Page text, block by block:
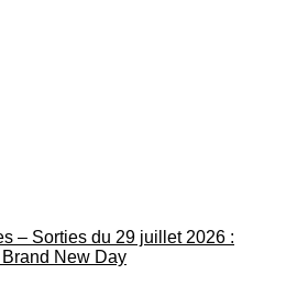
– Sorties du 29 juillet 2026 :
New Day